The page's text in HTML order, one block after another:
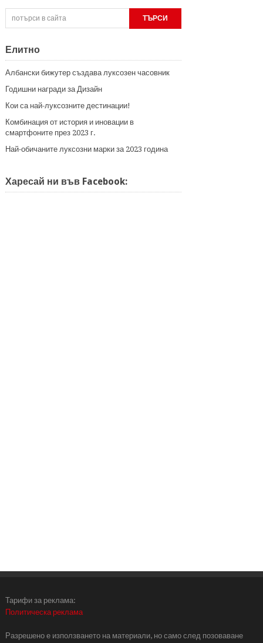
Елитно
Албански бижутер създава луксозен часовник
Годишни награди за Дизайн
Кои са най-луксозните дестинации!
Комбинация от история и иновации в
смартфоните през 2023 г.
Най-обичаните луксозни марки за 2023 година
Харесай ни във Facebook:
Тарифи за реклама:
Политическа реклама
Разрешено е използването на материали, но само след позоваване